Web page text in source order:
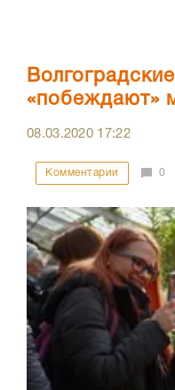
«побеждают»
08.03.2020 17:22
Комментарии 0